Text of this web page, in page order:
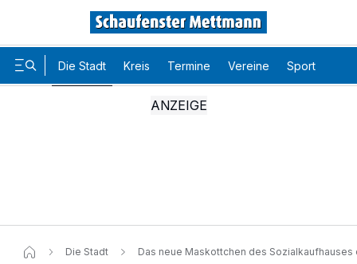
Die Stadt Kreis Termine Vereine Sport
Die Stadt Das neue Maskottchen des Sozialkaufhauses